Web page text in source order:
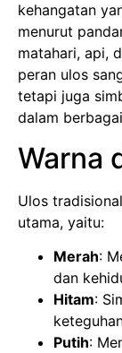
kehangatan
menurut
matahari, api,
peran ulos
tetapi juga
dalam
Warna
Ulos
utama, yaitu:
Merah:
dan
Hitam:
Putih: